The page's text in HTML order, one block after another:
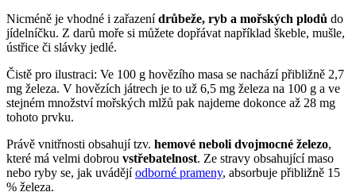
Nicméně je vhodné i zařazenídrůbeže, ryb a mořských plodů do
jídelníčku. Z darů moře si můžete dopřávat například škeble, mušle,
ústřice či slávky jedlé.
Čistě pro ilustraci: Ve 100 g hovězího masa se nachází přibližně 2,7
mg železa. V hovězích játrech je to už 6,5 mg železa na 100 g a ve
stejném množství mořských mlžů pak najdeme dokonce až 28 mg
tohoto prvku.
Právě vnitřnosti obsahují tzv. hemové neboli dvojmocné železo,
které má velmi dobrou vstřebatelnost. Ze stravy obsahující maso
nebo ryby se, jak uvádějíodborné prameny, absorbuje přibližně 15
% železa.